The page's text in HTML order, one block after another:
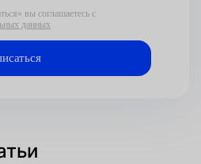
вы соглашаетесь с
данных